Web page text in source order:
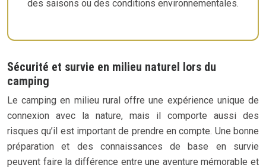
des saisons ou des conditions environnementales.
Sécurité et survie en milieu naturel lors du
camping
Le camping en milieu rural offre une expérience unique de
connexion avec la nature, mais il comporte aussi des
risques qu’il est important de prendre en compte. Une bonne
préparation et des connaissances de base en survie
peuvent faire la différence entre une aventure mémorable et